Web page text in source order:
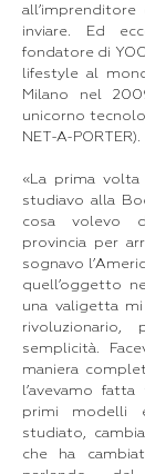
inviare. Ed
fondatore di
lifestyle al
Milano nel
unicorno
NET-A-PORTER).
«La prima
studiavo alla
cosa volevo
provincia per
sognavo
quell’oggetto
una valigetta
semplicità.
maniera
l’avevamo
primi modelli
studiato,
che ha